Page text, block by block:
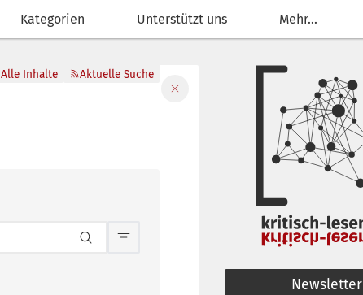
Kategorien Unterstützt uns Mehr...
Alle Inhalte Aktuelle Suche
Inhaltsfilterung anpassen
Filter schließen
Newsletter